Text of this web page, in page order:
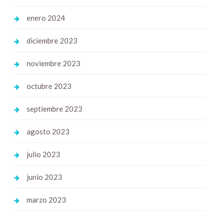
enero 2024
diciembre 2023
noviembre 2023
octubre 2023
septiembre 2023
agosto 2023
julio 2023
junio 2023
marzo 2023